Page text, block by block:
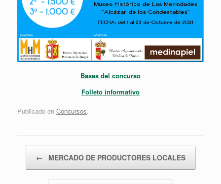
Bases del concurso
Folleto informativo
Publicado en Concursos.
← MERCADO DE PRODUCTORES LOCALES